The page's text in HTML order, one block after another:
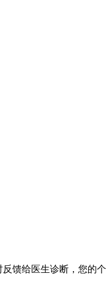
馈给医生诊断，您的个